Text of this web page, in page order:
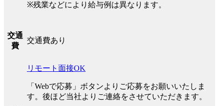
※残業などにより給与例は異なります。
交通
費
交通費あり
リモート面接OK
「Webで応募」ボタンよりご応募をお願いいたしま
す。後ほど当社よりご連絡をさせていただきます。